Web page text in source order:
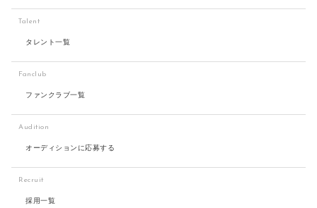
Talent
タレント一覧
Fanclub
ファンクラブ一覧
Audition
オーディションに応募する
Recruit
採用一覧